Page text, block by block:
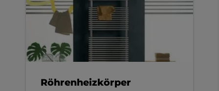
Röhrenheizkörper